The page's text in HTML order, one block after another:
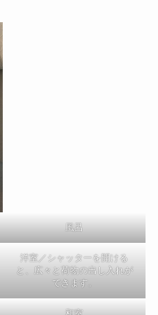
風呂
洋室／シャッターを開ける
と、広々と荷物の出し入れが
できます。